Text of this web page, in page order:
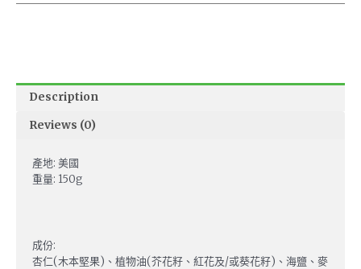
Description
Reviews (0)
產地: 美國
重量: 150g
成份:
杏仁(木本堅果)、植物油(芥花籽、紅花及/或葵花籽)、海鹽、麥